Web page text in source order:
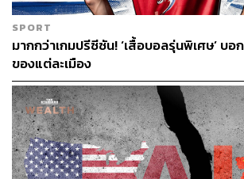
SPORT
มากกว่าเกมปรีซีซัน! ‘เสื้อบอลรุ่นพิเศษ’ บ
ของแต่ละเมือง